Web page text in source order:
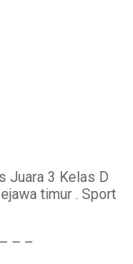
Juara 3 Kelas D
timur . Sport
– –